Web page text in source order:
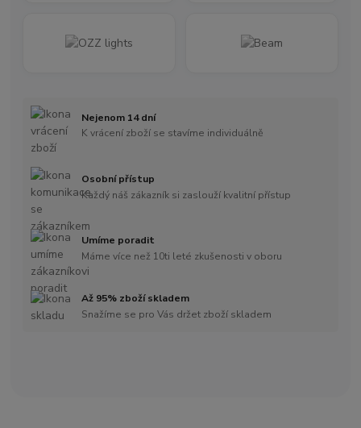
Nejenom 14 dní
K vrácení zboží se stavíme individuálně
Osobní přístup
Každý náš zákazník si zaslouží kvalitní přístup
Umíme poradit
Máme více než 10ti leté zkušenosti v oboru
Až 95% zboží skladem
Snažíme se pro Vás držet zboží skladem